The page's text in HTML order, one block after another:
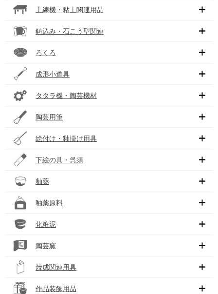
土練機・粘土関連用品
鋳込み・石こう型関連
ろくろ
成形小道具
タタラ機・陶芸機材
陶芸用筆
絵付け・釉掛け用具
下絵の具・呉須
釉薬
釉薬原料
化粧泥
陶芸窯
焼成関連用具
作品装飾用品